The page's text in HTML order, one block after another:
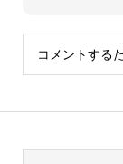
コメントする